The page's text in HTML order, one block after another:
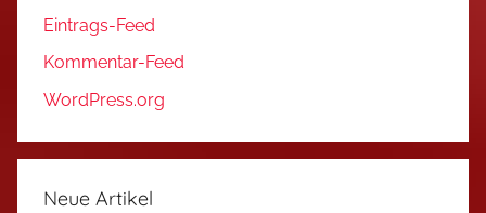
Eintrags-Feed
Kommentar-Feed
WordPress.org
Neue Artikel